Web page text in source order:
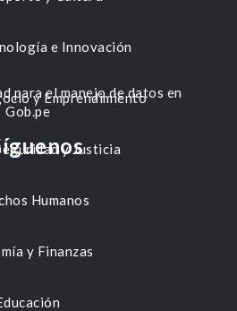
e Innovación
y Emprendimiento
y Justicia
Humanos
y Finanzas
para el manejo de datos en
Gob.pe